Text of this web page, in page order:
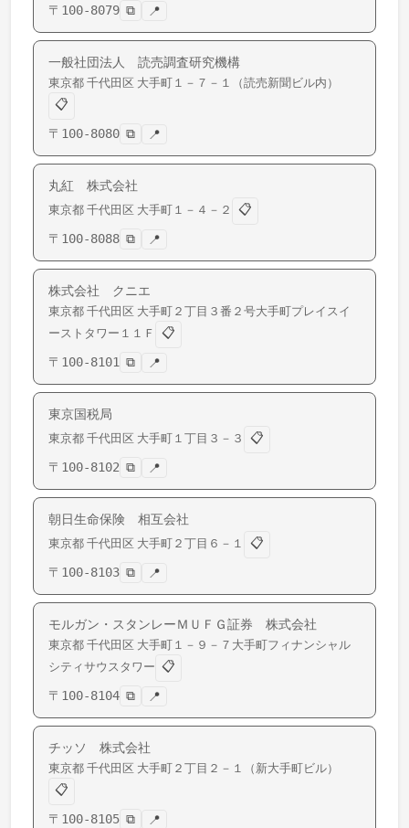
〒 100-8079 ⧉ 📍
一般社団法人 読売調査研究機構
東京都 千代田区 大手町 １－７－１（読売新聞ビル内）
📋
〒 100-8080 ⧉ 📍
丸紅 株式会社
東京都 千代田区 大手町 １－４－２
📋
〒 100-8088 ⧉ 📍
株式会社 クニエ
東京都 千代田区 大手町 ２丁目３番２号大手町プレイスイ
ーストタワー１１Ｆ
📋
〒 100-8101 ⧉ 📍
東京国税局
東京都 千代田区 大手町 １丁目３－３
📋
〒 100-8102 ⧉ 📍
朝日生命保険 相互会社
東京都 千代田区 大手町 ２丁目６－１
📋
〒 100-8103 ⧉ 📍
モルガン・スタンレーＭＵＦＧ証券 株式会社
東京都 千代田区 大手町 １－９－７大手町フィナンシャル
シティサウスタワー 📋
〒 100-8104 ⧉ 📍
チッソ 株式会社
東京都 千代田区 大手町 ２丁目２－１（新大手町ビル）
📋
〒 100-8105 ⧉ 📍